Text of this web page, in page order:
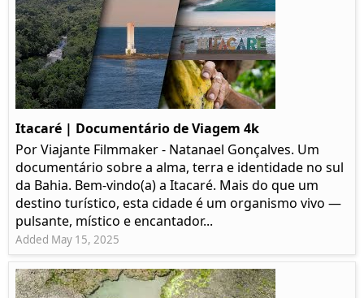
Itacaré | Documentário de Viagem 4k
Por Viajante Filmmaker - Natanael Gonçalves. Um
documentário sobre a alma, terra e identidade no sul
da Bahia. Bem-vindo(a) a Itacaré. Mais do que um
destino turístico, esta cidade é um organismo vivo —
pulsante, místico e encantador...
Added May 15, 2025